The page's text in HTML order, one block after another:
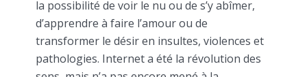
la possibilité de voir le nu ou de s’y abîmer,
d’apprendre à faire l’amour ou de
transformer le désir en insultes, violences et
pathologies. Internet a été la révolution des